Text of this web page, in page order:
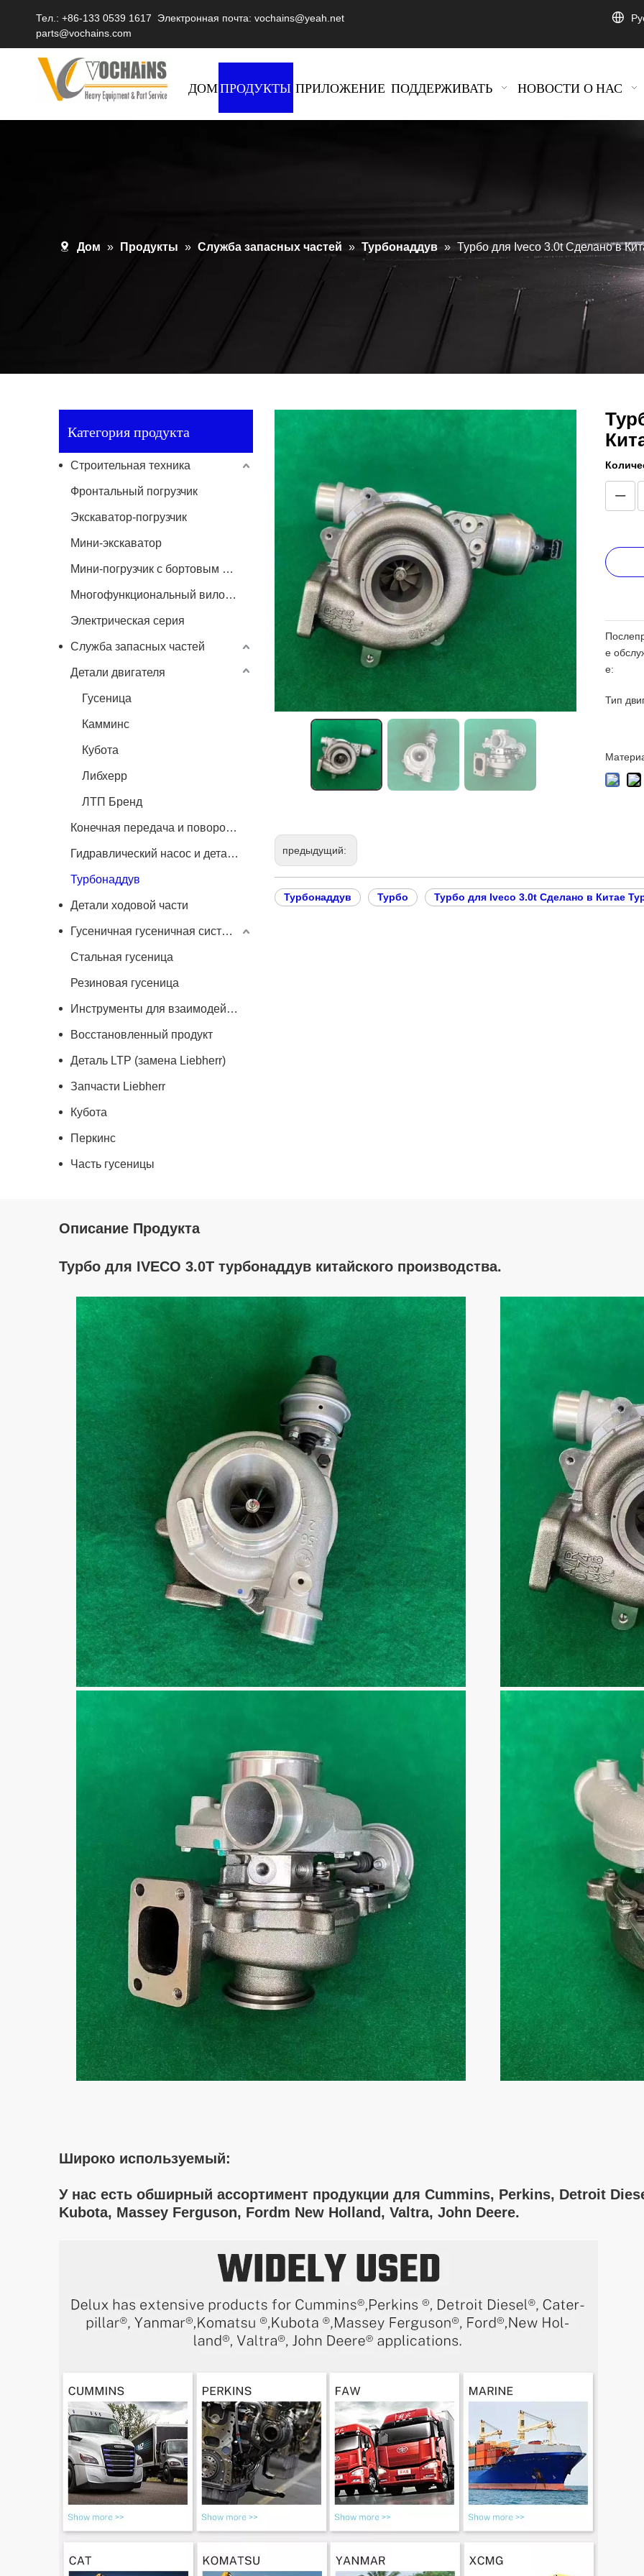
Тел.: +86-133 0539 1617 Электронная почта: vochains@yeah.net
parts@vochains.com
ДОМПРОДУКТЫ ПРИЛОЖЕНИЕ ПОДДЕРЖИВАТЬ НОВОСТИ О НАС
Дом » Продукты » Служба запасных частей » Турбонаддув » Турбо для Iveco 3.0t Сделано в
Категория продукта
Строительная техника
Фронтальный погрузчик
Экскаватор-погрузчик
Мини-экскаватор
Мини-погрузчик с бортовым поворотом
Многофункциональный вилочный погрузчик
Электрическая серия
Служба запасных частей
Детали двигателя
Гусеница
Камминс
Кубота
Либхерр
ЛТП Бренд
Конечная передача и поворотный двигатель
Гидравлический насос и детали
Турбонаддув
Детали ходовой части
Гусеничная гусеничная система
Стальная гусеница
Резиновая гусеница
Инструменты для взаимодействия с землей
Восстановленный продукт
Деталь LTP (замена Liebherr)
Запчасти Liebherr
Кубота
Перкинс
Часть гусеницы
е
е:
Тип
предыдущий:
Турбонаддув Турбо Турбо для Iveco 3.0t Сделано в Китае
Описание Продукта
Турбо для IVECO 3.0T турбонаддув китайского производства.
Широко используемый:
У нас есть обширный ассортимент продукции для Cummins, Perkins, Detroit
Kubota, Massey Ferguson, Fordm New Holland, Valtra, John Deere.